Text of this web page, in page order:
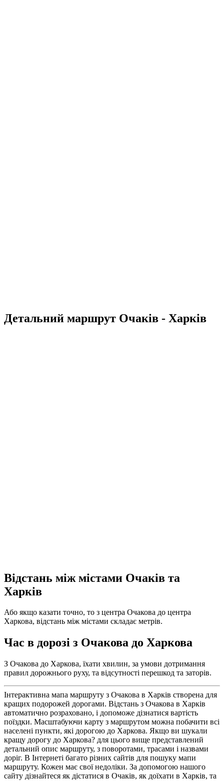
Детальний маршрут Очаків - Харків
Відстань між містами Очаків та
Харків
Або якщо казати точно, то з центра Очакова до центра
Харкова, відстань між містами складає метрів.
Час в дорозі з Очакова до Харкова
З Очакова до Харкова, їхати хвилин, за умови дотримання
правил дорожнього руху, та відсутності перешкод та заторів.
Інтерактивна мапа маршруту з Очакова в Харків створена для
кращих подорожей дорогами. Відстань з Очакова в Харків
автоматично розраховано, і допоможе дізнатися вартість
поїздки. Масштабуючи карту з маршрутом можна побачити всі
населені пункти, які дорогою до Харкова. Якщо ви шукали
кращу дорогу до Харкова? для цього вище представлений
детальний опис маршруту, з поворотами, трасами і назвами
доріг. В Інтернеті багато різних сайтів для пошуку мапи
маршруту. Кожен має свої недоліки. За допомогою нашого
сайту дізнайтеся як дістатися в Очаків, як доїхати в Харків, та